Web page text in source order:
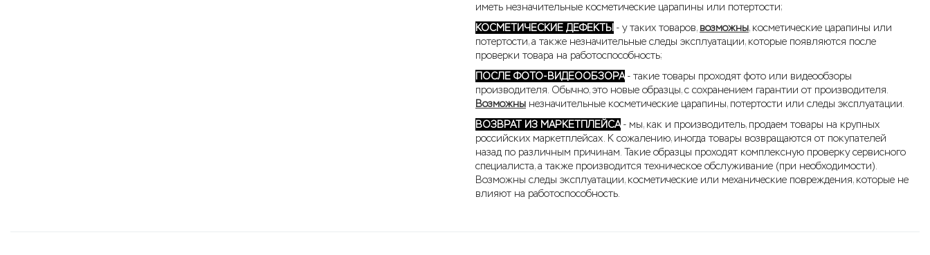
иметь незначительные косметические царапины или потертости;
КОСМЕТИЧЕСКИЕ ДЕФЕКТЫ - у таких товаров, возможны, косметические царапины или
потертости, а также незначительные следы эксплуатации, которые появляются после
проверки товара на работоспособность;
ПОСЛЕ ФОТО-ВИДЕООБЗОРА - такие товары проходят фото или видеообзоры
производителя. Обычно, это новые образцы, с сохранением гарантии от производителя.
Возможны незначительные косметические царапины, потертости или следы эксплуатации.
ВОЗВРАТ ИЗ МАРКЕТПЛЕЙСА - мы, как и производитель, продаем товары на крупных
российских маркетплейсах. К сожалению, иногда товары возвращаются от покупателей
назад по различным причинам. Такие образцы проходят комплексную проверку сервисного
специалиста, а также производится техническое обслуживание (при необходимости).
Возможны следы эксплуатации, косметические или механические повреждения, которые не
влияют на работоспособность.